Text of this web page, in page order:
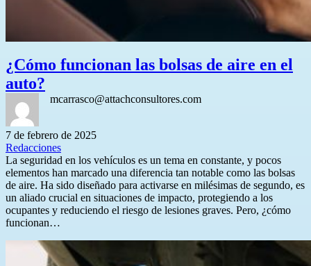
¿Cómo funcionan las bolsas de aire en el
auto?
mcarrasco@attachconsultores.com
7 de febrero de 2025
Redacciones
La seguridad en los vehículos es un tema en constante, y pocos
elementos han marcado una diferencia tan notable como las bolsas
de aire. Ha sido diseñado para activarse en milésimas de segundo, es
un aliado crucial en situaciones de impacto, protegiendo a los
ocupantes y reduciendo el riesgo de lesiones graves. Pero, ¿cómo
funcionan…